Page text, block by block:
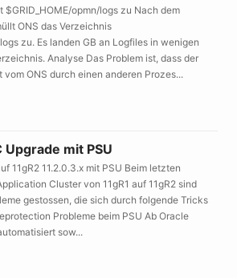
$GRID_HOME/opmn/logs zu Nach dem
ONS das Verzeichnis
zu. Es landen GB an Logfiles in wenigen
Analyse Das Problem ist, dass der
vom ONS durch einen anderen Prozes...
Upgrade mit PSU
11gR2 11.2.0.3.x mit PSU Beim letzten
Cluster von 11gR1 auf 11gR2 sind
gestossen, die sich durch folgende Tricks
Probleme beim PSU Ab Oracle
sow...